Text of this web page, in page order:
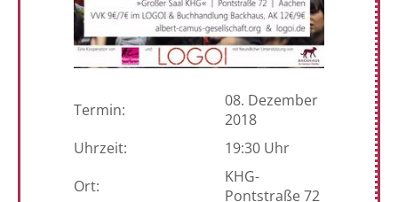
Termin:
08. Dezember
2018
Uhrzeit:
19:30 Uhr
Ort:
KHG-
Pontstraße 72